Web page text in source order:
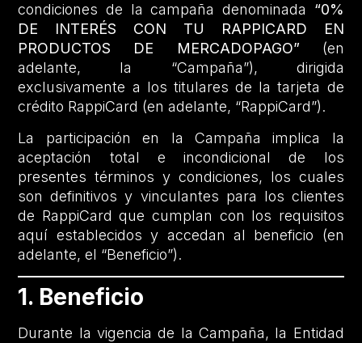
condiciones de la campaña denominada “0%
DE INTERÉS CON TU RAPPICARD EN
PRODUCTOS DE MERCADOPAGO” (en
adelante, la “Campaña”), dirigida
exclusivamente a los titulares de la tarjeta de
crédito RappiCard (en adelante, “RappiCard”).
La participación en la Campaña implica la
aceptación total e incondicional de los
presentes términos y condiciones, los cuales
son definitivos y vinculantes para los clientes
de RappiCard que cumplan con los requisitos
aquí establecidos y accedan al beneficio (en
adelante, el “Beneficio”).
1. Beneficio
Durante la vigencia de la Campaña, la Entidad